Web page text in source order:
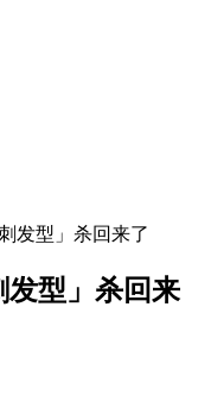
发型」杀回来了
发型」杀回来